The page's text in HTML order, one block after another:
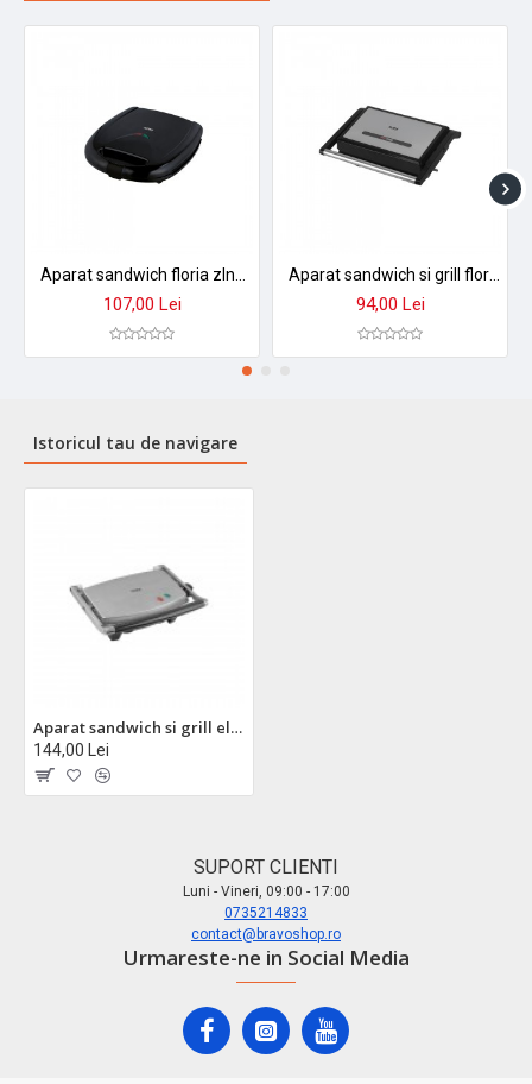
107,00 Lei 94,00 Lei
Istoricul tau de navigare
Aparat sandwich si grill electric floria zln3881 - placi antiaderente, design compact
144,00 Lei
SUPORT CLIENTI
Luni - Vineri, 09:00 - 17:00
0735214833
contact@bravoshop.ro
Urmareste-ne in Social Media